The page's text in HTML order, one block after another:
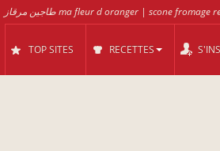
طاجين مرقاز ma fleur d oranger| scone fromage
TOP SITES RECETTES